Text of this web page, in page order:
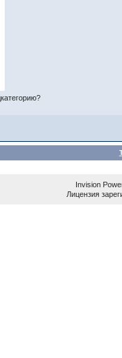
Invision
Лицензия